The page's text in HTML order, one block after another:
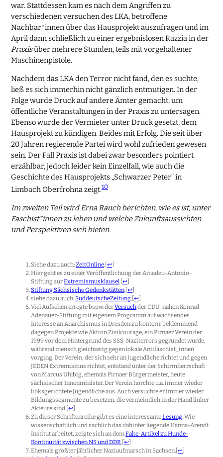
war. Stattdessen kam es nach dem Angriffen zu
verschiedenen versuchen des LKA, betroffene
Nachbar*innen über das Hausprojekt auszufragen und im
April dann schließlich zu einer ergebnislosen Razzia in der
Praxisüber mehrere Stunden, teils mit vorgehaltener
Maschinenpistole.
Nachdem das LKA den Terror nicht fand, den es suchte,
ließ es sich immerhin nicht gänzlich entmutigen. In der
Folge wurde Druck auf andere Ämter gemacht, um
öffentliche Veranstaltungen in der Praxis zu untersagen.
Ebenso wurde der Vermieter unter Druck gesetzt, dem
Hausprojekt zu kündigen. Beides mit Erfolg. Die seit über
20 Jahren regierende Partei wird wohl zufrieden gewesen
sein. Der Fall Praxis ist dabei zwar besonders pointiert
erzählbar, jedoch leider kein Einzelfall, wie auch die
Geschichte des Hausprojekts „Schwarzer Peter“ in
Limbach Oberfrohna zeigt.10
Im zweiten Teil wird Erna Rauch berichten, wie es ist, unter
Faschist*innen zu leben und welche Zukunftsaussichten
und Perspektiven sich bieten.
Siehe dazu auch:ZeitOnline. [↩
Hier geht es zu einer Veröffentlichung der Amadeu-Antonio-
Stiftung zurExtremismusklausel. [↩
Stiftung Sächsische Gedenkstätten. [↩
siehe dazu auch:SüddeutscheZeitung. [↩
Viel Aufsehen erregte bspw. derVersuchder CDU-nahen Konrad-
Adenauer-Stiftung mit eigenem Programm auf wachsendes
Interesse an Anarchismus in Dresden zu kontern: beklemmend
dagegen Projekte wie Aktion Zivilcourage, ein Pirnaer Verein der
1999 vor dem Hintergrund des SSS-Naziterrors gegründet wurde,
während mensch gleichzeitg gegen lokale Antifaschist_innen
vorging. Der Verein, der sich sehr an Jugendliche richtet und gegen
JEDEN Extremismus richtet, entstand unter der Schirmherrschaft
von Marcus Uhlbig, ehemals Pirnaer Bürgermeister, heute
sächsischer Innenminister. Der Verein horchte u.a. immer wieder
linksgerichtete Jugendliche aus. Auch versuchte er immer wieder
Bildungssegmente zu besetzen, die vermeintlich in der Hand linker
Akteure sind. [↩
Zu dieser Schriftenreihe gibt es eine interessanteLesung. Wie
wissenschaftlich und sachlich das dahinter liegende Hanna-Arendt
Institut arbeitet, zeigte sich an demFake-Artikel zu Hunde-
Kontinuität zwischen NS und DDR. [↩
Ehemals größter jährlicher Naziaufmarsch in Sachsen. [↩